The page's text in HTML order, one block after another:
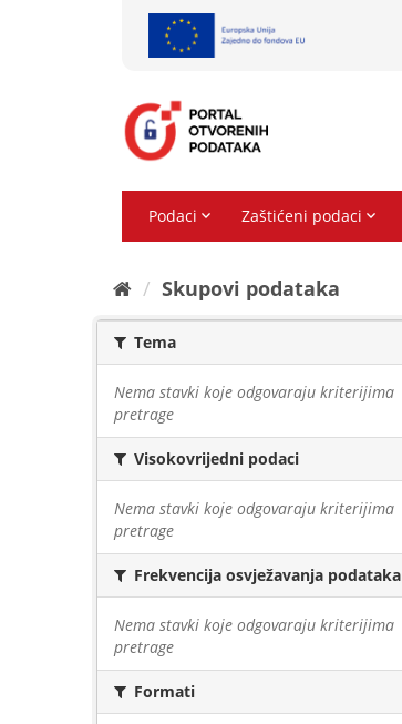
Skupovi podаtаkа
Tema
Nema stavki koje odgovaraju kriterijima
pretrage
Visokovrijedni podaci
Nema stavki koje odgovaraju kriterijima
pretrage
Frekvencija osvježavanja podataka
Nema stavki koje odgovaraju kriterijima
pretrage
Formati